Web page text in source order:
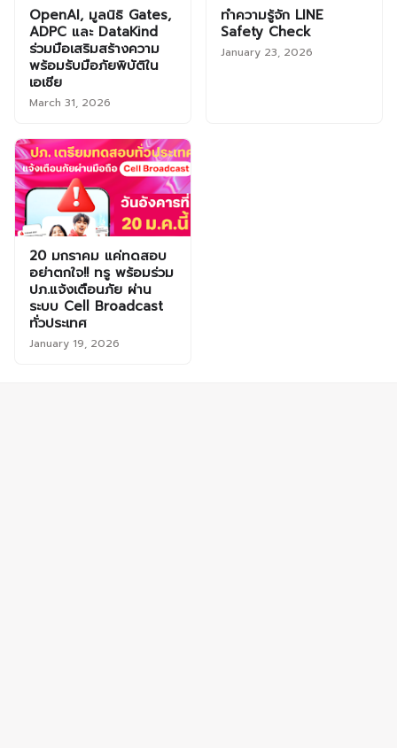
OpenAI, มูลนิธิ Gates,
ADPC และ DataKind
ร่วมมือเสริมสร้างความ
พร้อมรับมือภัยพิบัติใน
เอเชีย
March 31, 2026
ทำความรู้จัก LINE
Safety Check
January 23, 2026
20 มกราคม แค่ทดสอบ
อย่าตกใจ!! ทรู พร้อมร่วม
ปภ.แจ้งเตือนภัย ผ่าน
ระบบ Cell Broadcast
ทั่วประเทศ
January 19, 2026